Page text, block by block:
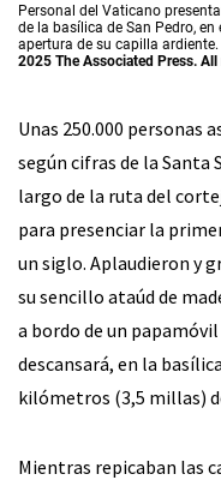
Personal del Vaticano
de la basílica de San Pedro,
apertura de su capilla
2025 The Associated Press.
Unas 250.000 personas
según cifras de la Santa
largo de la ruta del
para presenciar la
un siglo. Aplaudieron y
su sencillo ataúd de
a bordo de un
descansará, en la
kilómetros (3,5 millas)
Mientras repicaban las